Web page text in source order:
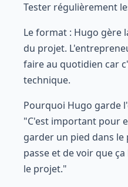
Tester régulièrement
Le format : Hugo gère
du projet.
faire au quotidien car
technique.
Pourquoi Hugo garde
"C'est important pour
garder un pied dans
passe et de voir que
le projet."